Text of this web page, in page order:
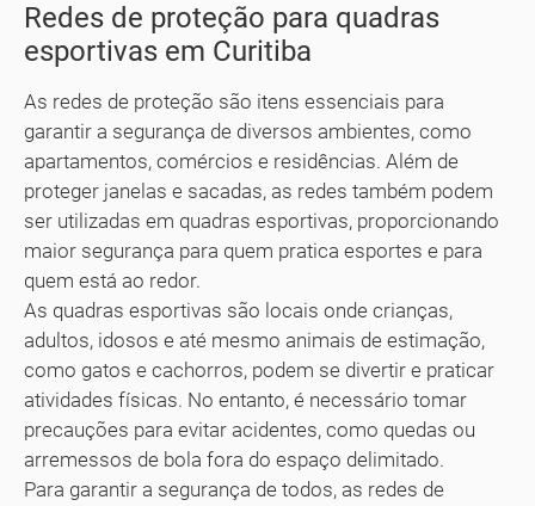
Redes de proteção para quadras
esportivas em Curitiba
As redes de proteção são itens essenciais para
garantir a segurança de diversos ambientes, como
apartamentos, comércios e residências. Além de
proteger janelas e sacadas, as redes também podem
ser utilizadas em quadras esportivas, proporcionando
maior segurança para quem pratica esportes e para
quem está ao redor.
As quadras esportivas são locais onde crianças,
adultos, idosos e até mesmo animais de estimação,
como gatos e cachorros, podem se divertir e praticar
atividades físicas. No entanto, é necessário tomar
precauções para evitar acidentes, como quedas ou
arremessos de bola fora do espaço delimitado.
Para garantir a segurança de todos, as redes de